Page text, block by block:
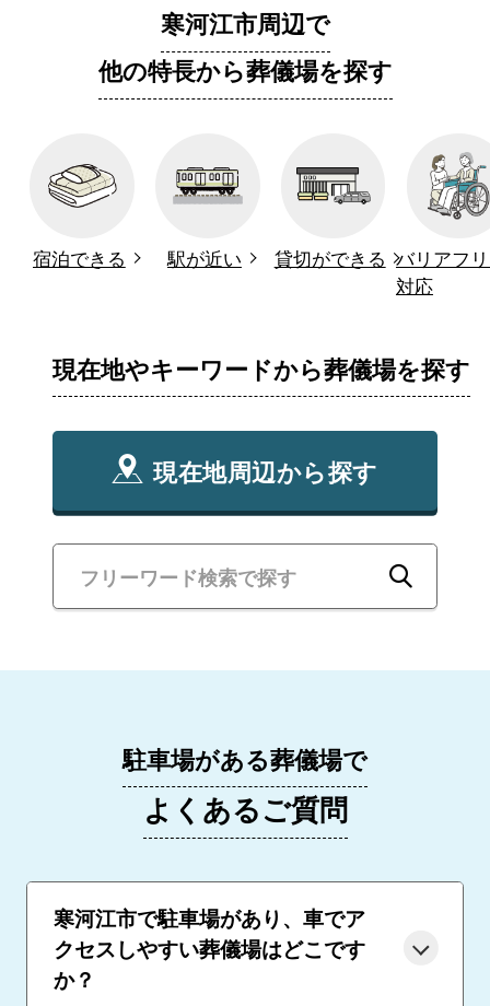
寒河江市周辺で
他の特長から葬儀場を探す
宿泊できる 駅が近い 貸切ができる バリアフ
対応
現在地やキーワードから葬儀場を探す
現在地周辺から探す
駐車場がある葬儀場で
よくあるご質問
寒河江市で駐車場があり、車でア
クセスしやすい葬儀場はどこです
か？